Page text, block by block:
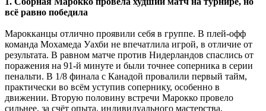
всё равно победила
Марокканцы отлично проявили себя в группе. В плей-офф
команда Мохамеда Уахби не впечатлила игрой, в отличие от
результата. В равном матче против Нидерландов спаслись от
поражения на 91-й минуте и были точнее соперника в серии
пенальти. В 1/8 финала с Канадой провалили первый тайм,
практически во всём уступив сопернику, особенно в
движении. Вторую половину встречи Марокко провело
сильнее, за счёт опыта, индивидуального мастерства,